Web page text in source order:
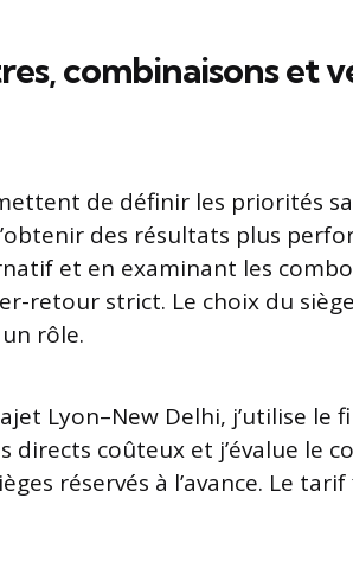
combinaisons et
de définir les priorités
des résultats plus
et en examinant les
retour strict. Le choix du
rôle.
Lyon–New Delhi, j’utilise le
directs coûteux et j’évalue le
réservés à l’avance. Le